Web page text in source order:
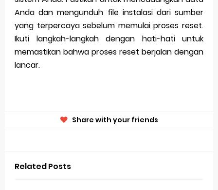
Anda dan mengunduh file instalasi dari sumber
yang terpercaya sebelum memulai proses reset.
Ikuti langkah-langkah dengan hati-hati untuk
memastikan bahwa proses reset berjalan dengan
lancar.
Share with your friends
Related Posts